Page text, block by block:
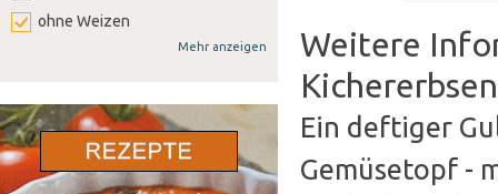
Weitere
Ein deftiger
Gemüsetopf -
ohne Weizen
ohne Sellerie
ohne Lupine
ohne Gluten
Mehr anzeigen